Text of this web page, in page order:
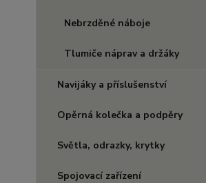
Nebrzděné náboje
Tlumiče náprav a držáky
Navijáky a příslušenství
Opěrná kolečka a podpěry
Světla, odrazky, krytky
Spojovací zařízení